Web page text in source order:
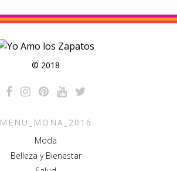
© 2018
MENU_MONA_2016
Moda
Belleza y Bienestar